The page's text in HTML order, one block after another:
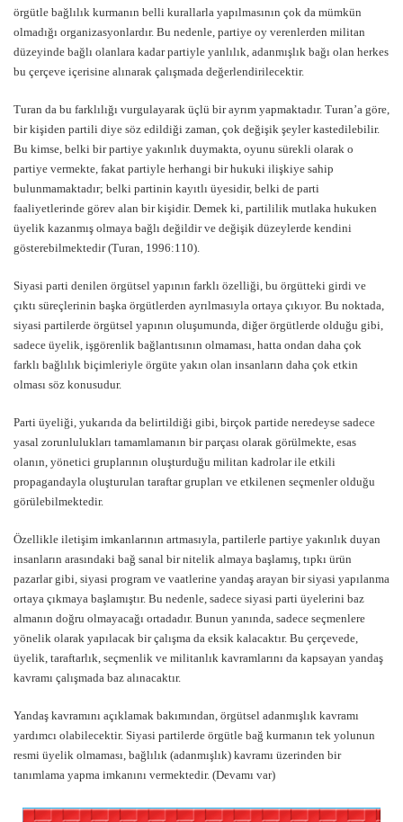
örgütle bağlılık kurmanın belli kurallarla yapılmasının çok da mümkün
olmadığı organizasyonlardır. Bu nedenle, partiye oy verenlerden militan
düzeyinde bağlı olanlara kadar partiyle yanlılık, adanmışlık bağı olan herkes
bu çerçeve içerisine alınarak çalışmada değerlendirilecektir.
Turan da bu farklılığı vurgulayarak üçlü bir ayrım yapmaktadır. Turan’a göre,
bir kişiden partili diye söz edildiği zaman, çok değişik şeyler kastedilebilir.
Bu kimse, belki bir partiye yakınlık duymakta, oyunu sürekli olarak o
partiye vermekte, fakat partiyle herhangi bir hukuki ilişkiye sahip
bulunmamaktadır; belki partinin kayıtlı üyesidir, belki de parti
faaliyetlerinde görev alan bir kişidir. Demek ki, partililik mutlaka hukuken
üyelik kazanmış olmaya bağlı değildir ve değişik düzeylerde kendini
gösterebilmektedir (Turan, 1996:110).
Siyasi parti denilen örgütsel yapının farklı özelliği, bu örgütteki girdi ve
çıktı süreçlerinin başka örgütlerden ayrılmasıyla ortaya çıkıyor. Bu noktada,
siyasi partilerde örgütsel yapının oluşumunda, diğer örgütlerde olduğu gibi,
sadece üyelik, işgörenlik bağlantısının olmaması, hatta ondan daha çok
farklı bağlılık biçimleriyle örgüte yakın olan insanların daha çok etkin
olması söz konusudur.
Parti üyeliği, yukarıda da belirtildiği gibi, birçok partide neredeyse sadece
yasal zorunlulukları tamamlamanın bir parçası olarak görülmekte, esas
olanın, yönetici gruplarının oluşturduğu militan kadrolar ile etkili
propagandayla oluşturulan taraftar grupları ve etkilenen seçmenler olduğu
görülebilmektedir.
Özellikle iletişim imkanlarının artmasıyla, partilerle partiye yakınlık duyan
insanların arasındaki bağ sanal bir nitelik almaya başlamış, tıpkı ürün
pazarlar gibi, siyasi program ve vaatlerine yandaş arayan bir siyasi yapılanma
ortaya çıkmaya başlamıştır. Bu nedenle, sadece siyasi parti üyelerini baz
almanın doğru olmayacağı ortadadır. Bunun yanında, sadece seçmenlere
yönelik olarak yapılacak bir çalışma da eksik kalacaktır. Bu çerçevede,
üyelik, taraftarlık, seçmenlik ve militanlık kavramlarını da kapsayan yandaş
kavramı çalışmada baz alınacaktır.
Yandaş kavramını açıklamak bakımından, örgütsel adanmışlık kavramı
yardımcı olabilecektir. Siyasi partilerde örgütle bağ kurmanın tek yolunun
resmi üyelik olmaması, bağlılık (adanmışlık) kavramı üzerinden bir
tanımlama yapma imkanını vermektedir. (Devamı var)